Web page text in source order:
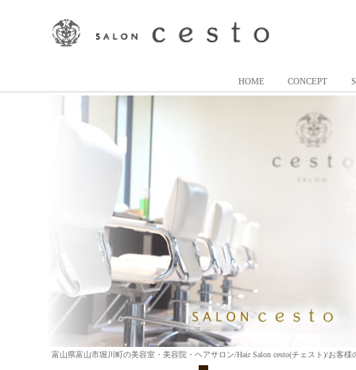
富山県富山市堀川町の美容室・美容院・ヘアサロン/Hair Salon cesto(チェスト)/お客
HOME CONCEPT